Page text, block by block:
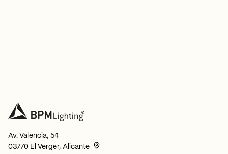
Av. Valencia, 54
03770 El Verger, Alicante